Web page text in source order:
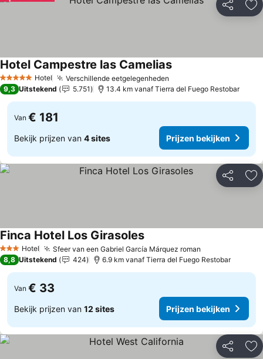
Delen
5 Sterren Hotel Verschillende eetgelegenheden
Hotel Campestre las Camelias
9,3 Uitstekend 5.751 13.4 km vanaf Tierra del Fuego Restobar
Van € 181
Bekijk prijzen van 4 sites Prijzen bekijken
Delen
3 SterrenHotel Sfeer van een Gabriel García Márquez roman
Finca Hotel Los Girasoles
8,8 Uitstekend 424 6.9 km vanaf Tierra del Fuego Restobar
Van € 33
Bekijk prijzen van 12 sites Prijzen bekijken
Delen